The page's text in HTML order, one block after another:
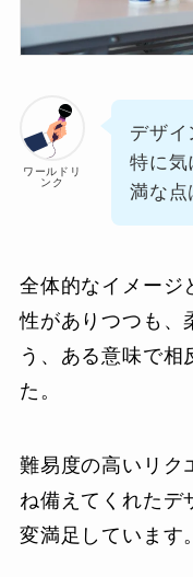
ワールドリ
ンク
デザイ
特に気
満な点
全体的なイメージ
性がありつつも、
う、ある意味で相
た。
難易度の高いリク
ね備えてくれたデ
変満足しています。